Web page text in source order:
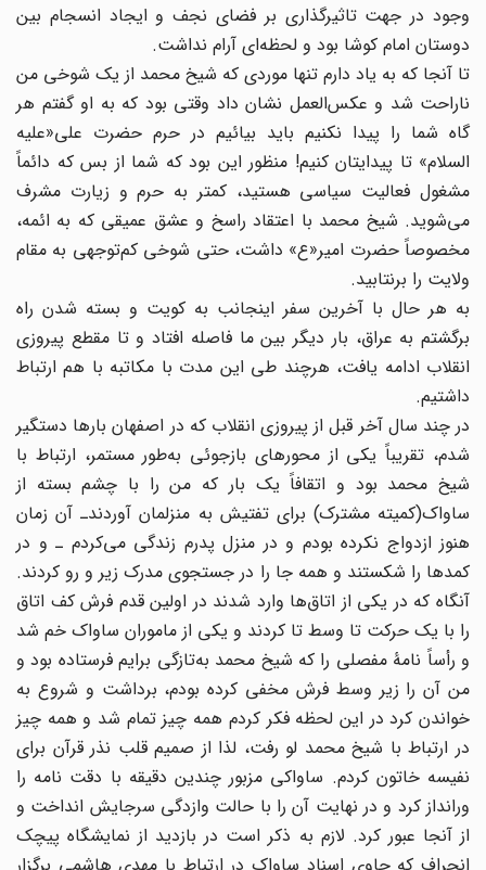
وجود در جهت تاثیرگذاری بر فضای نجف و ایجاد انسجام بین
دوستان امام کوشا بود و لحظه‌ای آرام نداشت.
تا آنجا که به یاد دارم تنها موردی که شیخ محمد از یک شوخی من
ناراحت شد و عکس‌العمل نشان داد وقتی بود که به او گفتم هر
گاه شما را پیدا نکنیم باید بیائیم در حرم حضرت علی«علیه
السلام» تا پیدایتان کنیم! منظور این بود که شما از بس که دائماً
مشغول فعالیت سیاسی هستید، کمتر به حرم و زیارت مشرف
می‌شوید. شیخ محمد با اعتقاد راسخ و عشق عمیقی که به ائمه،
مخصوصاً حضرت امیر«ع» داشت، حتی شوخی کم‌توجهی به مقام
ولایت را برنتابید.
به هر حال با آخرین سفر اینجانب به کویت و بسته شدن راه
برگشتم به عراق، بار دیگر بین ما فاصله افتاد و تا مقطع پیروزی
انقلاب ادامه یافت، هرچند طی این مدت با مکاتبه با هم ارتباط
داشتیم.
در چند سال آخر قبل از پیروزی انقلاب که در اصفهان بارها دستگیر
شدم، تقریباً یکی از محورهای بازجوئی به‌طور مستمر، ارتباط با
شیخ محمد بود و اتقافاً یک بار که من را با چشم بسته از
ساواک(کمیته مشترک) برای تفتیش به منزلمان آوردندـ آن زمان
هنوز ازدواج نکرده بودم و در منزل پدرم زندگی می‌کردم ـ و در
کمدها را شکستند و همه جا را در جستجوی مدرک زیر و رو کردند.
آنگاه که در یکی از اتاق‌ها وارد شدند در اولین قدم فرش کف اتاق
را با یک حرکت تا وسط تا کردند و یکی از ماموران ساواک خم شد
و رأساً نامۀ مفصلی را که شیخ محمد به‌تازگی برایم فرستاده بود و
من آن را زیر وسط فرش مخفی کرده بودم، برداشت و شروع به
خواندن کرد در این لحظه فکر کردم همه چیز تمام شد و همه چیز
در ارتباط با شیخ محمد لو رفت، لذا از صمیم قلب نذر قرآن برای
نفیسه خاتون کردم. ساواکی مزبور چندین دقیقه با دقت نامه را
ورانداز کرد و در نهایت آن را با حالت وازدگی سرجایش انداخت و
از آنجا عبور کرد. لازم به ذکر است در بازدید از نمایشگاه پیچک